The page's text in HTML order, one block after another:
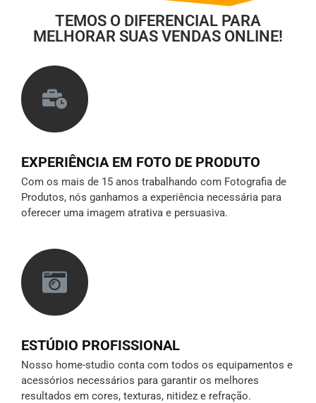
TEMOS O DIFERENCIAL PARA
MELHORAR SUAS VENDAS ONLINE!
EXPERIÊNCIA EM FOTO DE PRODUTO
Com os mais de 15 anos trabalhando com Fotografia de
Produtos, nós ganhamos a experiência necessária para
oferecer uma imagem atrativa e persuasiva.
ESTÚDIO PROFISSIONAL
Nosso home-studio conta com todos os equipamentos e
acessórios necessários para garantir os melhores
resultados em cores, texturas, nitidez e refração.